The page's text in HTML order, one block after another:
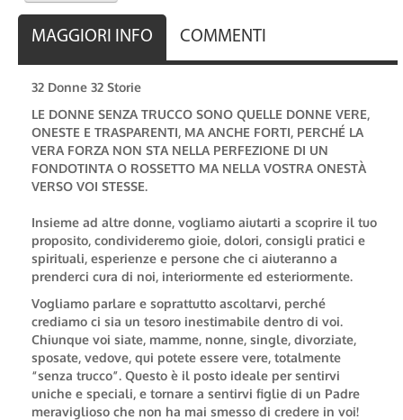
MAGGIORI INFO COMMENTI
32 Donne 32 Storie
LE DONNE SENZA TRUCCO SONO QUELLE DONNE VERE,
ONESTE E TRASPARENTI, MA ANCHE FORTI, PERCHÉ LA
VERA FORZA NON STA NELLA PERFEZIONE DI UN
FONDOTINTA O ROSSETTO MA NELLA VOSTRA ONESTÀ
VERSO VOI STESSE.
Insieme ad altre donne, vogliamo aiutarti a scoprire il tuo
proposito, condivideremo gioie, dolori, consigli pratici e
spirituali, esperienze e persone che ci aiuteranno a
prenderci cura di noi, interiormente ed esteriormente.
Vogliamo parlare e soprattutto ascoltarvi, perché
crediamo ci sia un tesoro inestimabile dentro di voi.
Chiunque voi siate, mamme, nonne, single, divorziate,
sposate, vedove, qui potete essere vere, totalmente
“senza trucco”. Questo è il posto ideale per sentirvi
uniche e speciali, e tornare a sentirvi figlie di un Padre
meraviglioso che non ha mai smesso di credere in voi!